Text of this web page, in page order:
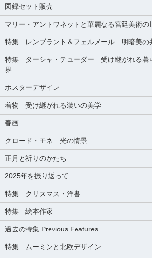
図録セット販売
マリー・アントワネットと華麗なる宮廷美術の
特集 レンブラント＆フェルメール 明暗美の
特集 ターシャ・テューダー 受け継がれる暮
界
ポスターデザイン
着物 受け継がれる装いの美学
春画
クロード・モネ 光の情景
正月と祈りのかたち
2025年を振り返って
特集 クリスマス・洋書
特集 絵本作家
過去の特集 Previous Features
特集 ムーミンと北欧デザイン